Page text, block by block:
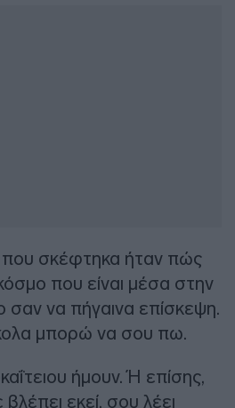
σκέφτηκα ήταν πώς
που είναι μέσα στην
σαν να πήγαινα επίσκεψη.
μπορώ να σου πω.
ήμουν. Ή επίσης,
εκεί, σου λέει